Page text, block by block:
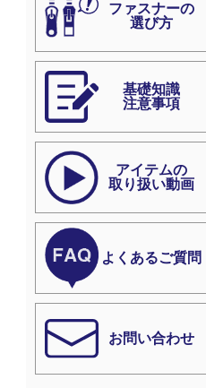
ファスナーの
選び方
基礎知識
注意事項
アイテムの
取り扱い動画
よくあるご質問
お問い合わせ